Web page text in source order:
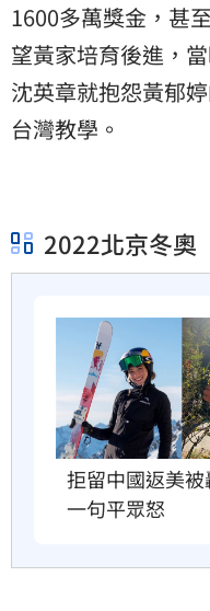
1600多萬獎金，甚
望黃家培育後進，
沈英章就抱怨黃郁
台灣教學。
2022北京冬奧
拒留中國返美
一句平眾怒